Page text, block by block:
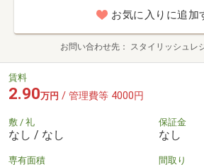
お気に入りに追加
お問い合わせ先 スタイリッシュレ
賃料
2.90万円 / 管理費等 4000円
敷 / 礼
なし / なし
保証金
なし
専有面積 間取り